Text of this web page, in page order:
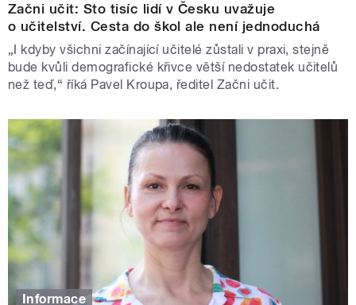
Začni učit: Sto tisíc lidí v Česku uvažuje
o učitelství. Cesta do škol ale není jednoduchá
„I kdyby všichni začínající učitelé zůstali v praxi, stejně
bude kvůli demografické křivce větší nedostatek učitelů
než teď,“ říká Pavel Kroupa, ředitel Začni učit.
Informace